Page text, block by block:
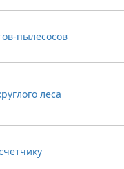
пылесосов
леса